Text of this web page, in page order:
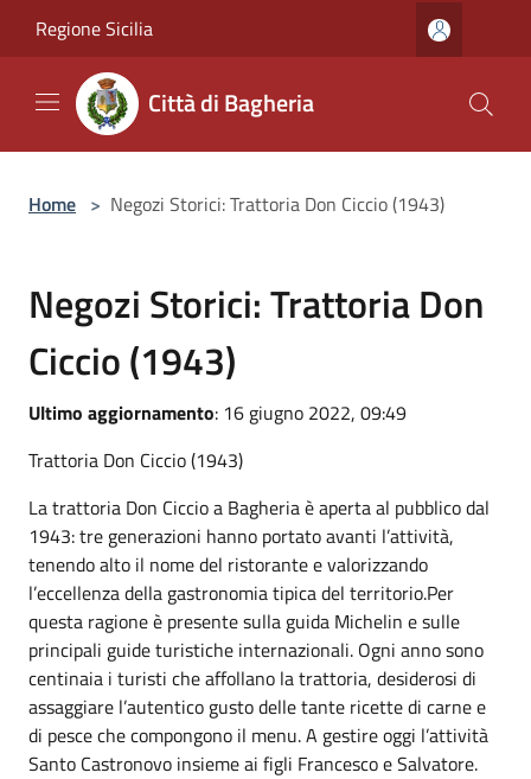
Regione Sicilia
Città di Bagheria
Home > Negozi Storici: Trattoria Don Ciccio (1943)
Negozi Storici: Trattoria Don
Ciccio (1943)
Ultimo aggiornamento: 16 giugno 2022, 09:49
Trattoria Don Ciccio (1943)
La trattoria Don Ciccio a Bagheria è aperta al pubblico dal
1943: tre generazioni hanno portato avanti l’attività,
tenendo alto il nome del ristorante e valorizzando
l’eccellenza della gastronomia tipica del territorio.Per
questa ragione è presente sulla guida Michelin e sulle
principali guide turistiche internazionali. Ogni anno sono
centinaia i turisti che affollano la trattoria, desiderosi di
assaggiare l’autentico gusto delle tante ricette di carne e
di pesce che compongono il menu. A gestire oggi l’attività
Santo Castronovo insieme ai figli Francesco e Salvatore.